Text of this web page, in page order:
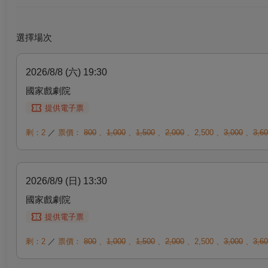
選擇場次
2026/8/8 (六) 19:30
國家戲劇院
提供電子票
剩：2 ／ 票價： 800 、 1,000 、 1,500 、 2,000 、 2,500 、 3,000 、
2026/8/9 (日) 13:30
國家戲劇院
提供電子票
剩：2 ／ 票價： 800 、 1,000 、 1,500 、 2,000 、 2,500 、 3,000 、